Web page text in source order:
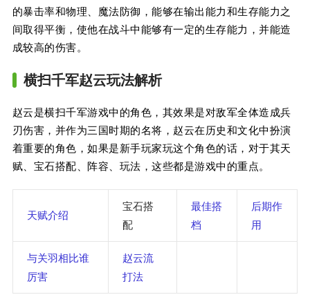
的暴击率和物理、魔法防御，能够在输出能力和生存能力之
间取得平衡，使他在战斗中能够有一定的生存能力，并能造
成较高的伤害。
横扫千军赵云玩法解析
赵云是横扫千军游戏中的角色，其效果是对敌军全体造成兵
刃伤害，并作为三国时期的名将，赵云在历史和文化中扮演
着重要的角色，如果是新手玩家玩这个角色的话，对于其天
赋、宝石搭配、阵容、玩法，这些都是游戏中的重点。
天赋介绍
宝石搭
配
最佳搭
档
后期作
用
与关羽相比谁
厉害
赵云流
打法